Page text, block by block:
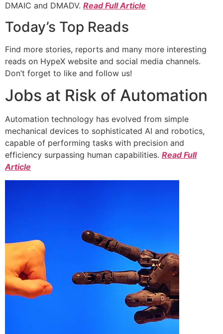
DMAIC and DMADV. Read Full Article
Today’s Top Reads
Find more stories, reports and many more interesting
reads on HypeX website and social media channels.
Don’t forget to like and follow us!
Jobs at Risk of Automation
Automation technology has evolved from simple
mechanical devices to sophisticated AI and robotics,
capable of performing tasks with precision and
efficiency surpassing human capabilities. Read Full
Article